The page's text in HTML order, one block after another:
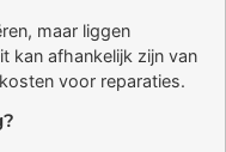
maar liggen
kan afhankelijk zijn van
voor reparaties.